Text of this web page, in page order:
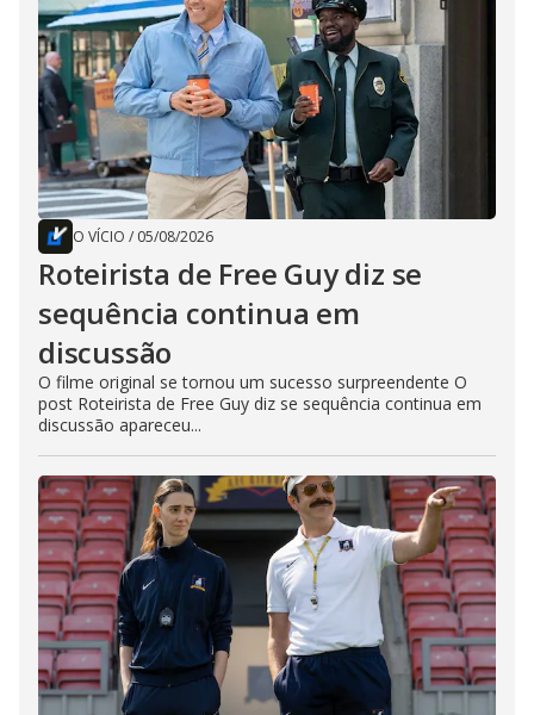
O VÍCIO / 05/08/2026
Roteirista de Free Guy diz se
sequência continua em
discussão
O filme original se tornou um sucesso surpreendente O
post Roteirista de Free Guy diz se sequência continua em
discussão apareceu...